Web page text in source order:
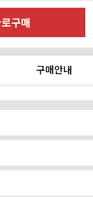
구매안내